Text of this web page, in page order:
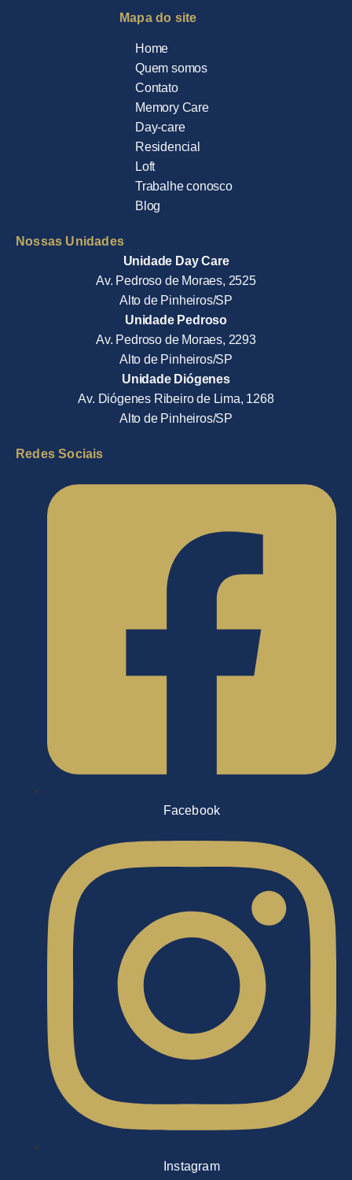
Mapa do site
Home
Quem somos
Contato
Memory Care
Day-care
Residencial
Loft
Trabalhe conosco
Blog
Nossas Unidades
Unidade Day Care
Av. Pedroso de Moraes, 2525
Alto de Pinheiros/SP
Unidade Pedroso
Av. Pedroso de Moraes, 2293
Alto de Pinheiros/SP
Unidade Diógenes
Av. Diógenes Ribeiro de Lima, 1268
Alto de Pinheiros/SP
Redes Sociais
Facebook
Instagram